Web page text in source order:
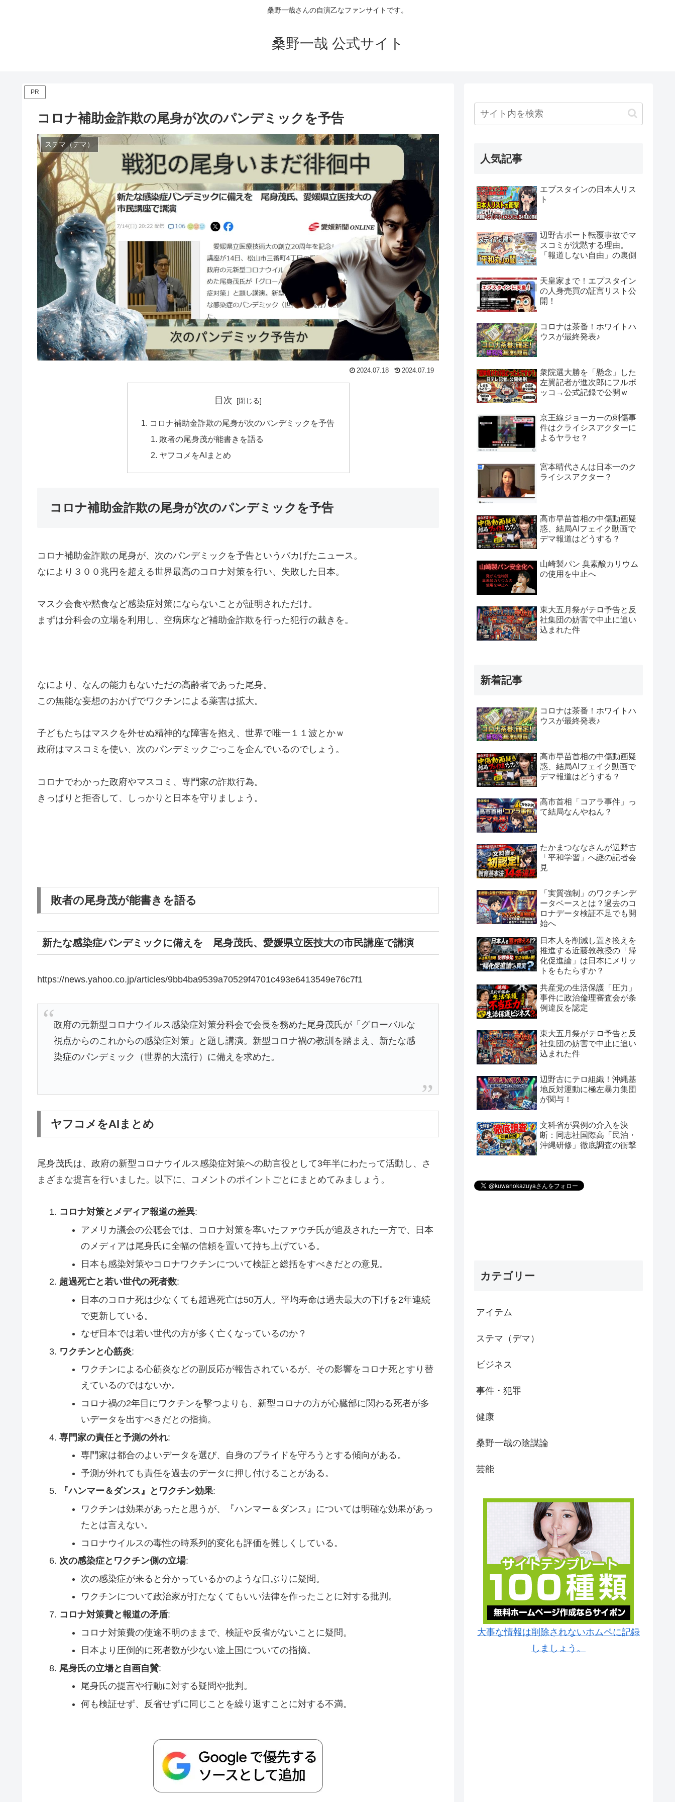
桑野一哉さんの自演乙なファンサイトです。
桑野一哉 公式サイト
PR
コロナ補助金詐欺の尾身が次のパンデミックを予告
ステマ（デマ）
2024.07.18 2024.07.19
目次
コロナ補助金詐欺の尾身が次のパンデミックを予告
敗者の尾身茂が能書きを語る
ヤフコメをAIまとめ
コロナ補助金詐欺の尾身が次のパンデミックを予告
コロナ補助金詐欺の尾身が、次のパンデミックを予告というバカげたニュース。
なにより３００兆円を超える世界最高のコロナ対策を行い、失敗した日本。
マスク会食や黙食など感染症対策にならないことが証明されただけ。
まずは分科会の立場を利用し、空病床など補助金詐欺を行った犯行の裁きを。
なにより、なんの能力もないただの高齢者であった尾身。
この無能な妄想のおかげでワクチンによる薬害は拡大。
子どもたちはマスクを外せぬ精神的な障害を抱え、世界で唯一１１波とかｗ
政府はマスコミを使い、次のパンデミックごっこを企んでいるのでしょう。
コロナでわかった政府やマスコミ、専門家の詐欺行為。
きっぱりと拒否して、しっかりと日本を守りましょう。
敗者の尾身茂が能書きを語る
新たな感染症パンデミックに備えを 尾身茂氏、愛媛県立医技大の市民講座で講演
https://news.yahoo.co.jp/articles/9bb4ba9539a70529f4701c493e6413549e76c7f1
政府の元新型コロナウイルス感染症対策分科会で会長を務めた尾身茂氏が「グローバルな
視点からのこれからの感染症対策」と題し講演。新型コロナ禍の教訓を踏まえ、新たな感
染症のパンデミック（世界的大流行）に備えを求めた。
ヤフコメをAIまとめ
尾身茂氏は、政府の新型コロナウイルス感染症対策への助言役として3年半にわたって活動し、さ
まざまな提言を行いました。以下に、コメントのポイントごとにまとめてみましょう。
コロナ対策とメディア報道の差異:
アメリカ議会の公聴会では、コロナ対策を率いたファウチ氏が追及された一方で、日本
のメディアは尾身氏に全幅の信頼を置いて持ち上げている。
日本も感染対策やコロナワクチンについて検証と総括をすべきだとの意見。
超過死亡と若い世代の死者数:
日本のコロナ死は少なくても超過死亡は50万人。平均寿命は過去最大の下げを2年連続
で更新している。
なぜ日本では若い世代の方が多く亡くなっているのか？
ワクチンと心筋炎:
ワクチンによる心筋炎などの副反応が報告されているが、その影響をコロナ死とすり替
えているのではないか。
コロナ禍の2年目にワクチンを撃つよりも、新型コロナの方が心臓部に関わる死者が多
いデータを出すべきだとの指摘。
専門家の責任と予測の外れ:
専門家は都合のよいデータを選び、自身のプライドを守ろうとする傾向がある。
予測が外れても責任を過去のデータに押し付けることがある。
『ハンマー＆ダンス』とワクチン効果:
ワクチンは効果があったと思うが、『ハンマー＆ダンス』については明確な効果があっ
たとは言えない。
コロナウイルスの毒性の時系列的変化も評価を難しくしている。
次の感染症とワクチン側の立場:
次の感染症が来ると分かっているかのような口ぶりに疑問。
ワクチンについて政治家が打たなくてもいい法律を作ったことに対する批判。
コロナ対策費と報道の矛盾:
コロナ対策費の使途不明のままで、検証や反省がないことに疑問。
日本より圧倒的に死者数が少ない途上国についての指摘。
尾身氏の立場と自画自賛:
尾身氏の提言や行動に対する疑問や批判。
何も検証せず、反省せずに同じことを繰り返すことに対する不満。
人気記事
エプスタインの日本人リス
ト
辺野古ボート転覆事故でマ
スコミが沈黙する理由。
「報道しない自由」の裏側
天皇家まで！エプスタイン
の人身売買の証言リスト公
開！
コロナは茶番！ホワイトハ
ウスが最終発表♪
衆院選大勝を「懸念」した
左翼記者が進次郎にフルボ
ッコ→公式記録で公開ｗ
京王線ジョーカーの刺傷事
件はクライシスアクターに
よるヤラセ？
宮本晴代さんは日本一のク
ライシスアクター？
高市早苗首相の中傷動画疑
惑、結局AIフェイク動画で
デマ報道はどうする？
山崎製パン 臭素酸カリウム
の使用を中止へ
東大五月祭がテロ予告と反
社集団の妨害で中止に追い
込まれた件
新着記事
コロナは茶番！ホワイトハ
ウスが最終発表♪
高市早苗首相の中傷動画疑
惑、結局AIフェイク動画で
デマ報道はどうする？
高市首相「コアラ事件」っ
て結局なんやねん？
たかまつななさんが辺野古
「平和学習」へ謎の記者会
見
「実質強制」のワクチンデ
ータベースとは？過去のコ
ロナデータ検証不足でも開
始へ
日本人を削減し置き換えを
推進する近藤敦教授の「帰
化促進論」は日本にメリッ
トをもたらすか？
共産党の生活保護「圧力」
事件に政治倫理審査会が条
例違反を認定
東大五月祭がテロ予告と反
社集団の妨害で中止に追い
込まれた件
辺野古にテロ組織！沖縄基
地反対運動に極左暴力集団
が関与！
文科省が異例の介入を決
断：同志社国際高「民泊・
沖縄研修」徹底調査の衝撃
カテゴリー
アイテム
ステマ（デマ）
ビジネス
事件・犯罪
健康
桑野一哉の陰謀論
芸能
大事な情報は削除されないホムペに記録
しましょう。